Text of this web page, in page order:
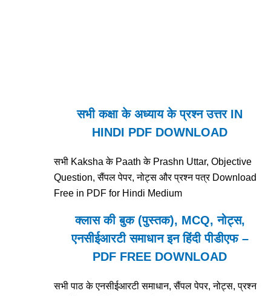
सभी कक्षा के अध्याय के प्रश्न उत्तर IN
HINDI PDF DOWNLOAD
सभी Kaksha के Paath के Prashn Uttar, Objective
Question, सैंपल पेपर, नोट्स और प्रश्न पत्र Download
Free in PDF for Hindi Medium
क्लास की बुक (पुस्तक), MCQ, नोट्स,
एनसीईआरटी समाधान इन हिंदी पीडीएफ –
PDF FREE DOWNLOAD
सभी पाठ के एनसीईआरटी समाधान, सैंपल पेपर, नोट्स, प्रश्न